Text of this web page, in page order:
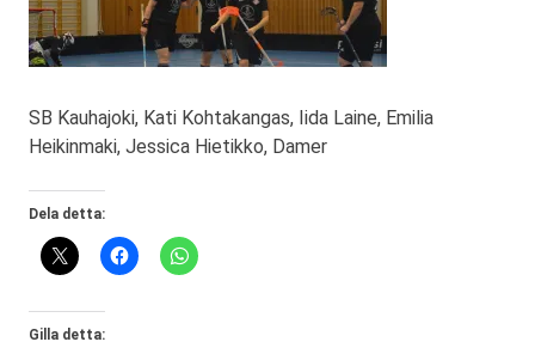
SB Kauhajoki, Kati Kohtakangas, Iida Laine, Emilia
Heikinmaki, Jessica Hietikko, Damer
Dela detta:
Gilla detta: